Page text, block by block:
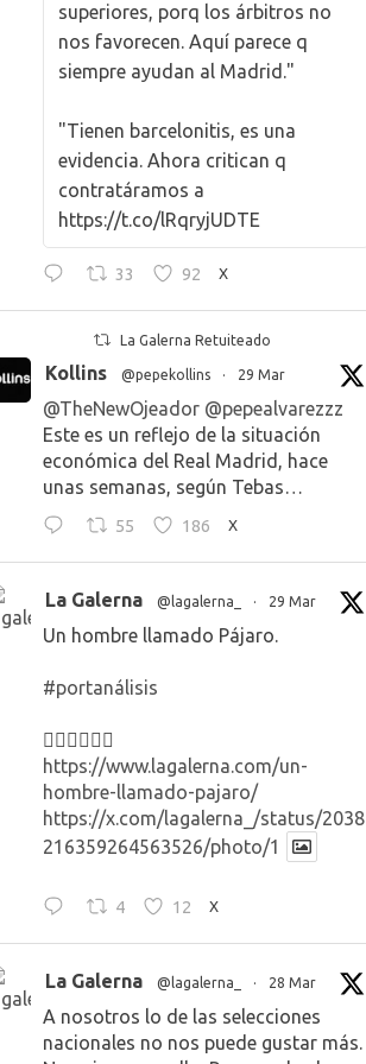
superiores, porq los árbitros no
nos favorecen. Aquí parece q
siempre ayudan al Madrid."
"Tienen barcelonitis, es una
evidencia. Ahora critican q
contratáramos a
https://t.co/lRqryjUDTE
33 92 X
La Galerna Retuiteado
Kollins @pepekollins · 29 Mar
@TheNewOjeador @pepealvarezzz
Este es un reflejo de la situación
económica del Real Madrid, hace
unas semanas, según Tebas…
55 186 X
La Galerna @lagalerna_ · 29 Mar
Un hombre llamado Pájaro.
#portanálisis
👉🏻👉🏻👉🏻
https://www.lagalerna.com/un-
hombre-llamado-pajaro/
https://x.com/lagalerna_/status/2038
216359264563526/photo/1
4 12 X
La Galerna @lagalerna_ · 28 Mar
A nosotros lo de las selecciones
nacionales no nos puede gustar más.